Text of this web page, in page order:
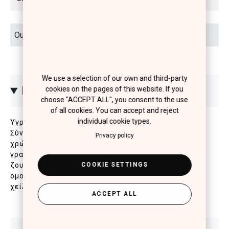
ΠΕΡΙΓΡΑΦΗ
Υγρό κραγιόν για εφέ όγκου και ματ τελείωμα.
Σύνθεση νέας γενιάς, με βελούδινη υφή, έντονο
χρώμα και μεγάλη διάρκεια, που γεμίζει τις λεπτές
γραμμές κάνοντας τα χείλη να δείχνουν πιο
ζουμερά. Το πινέλο προσφέρει εύκολη και
ομοιόμορφη εφαρμογή, για τον απόλυτο όγκο στα
χείλη.
We use a selection of our own and third-party
cookies on the pages of this website. If you
choose "ACCEPT ALL", you consent to the use
of all cookies. You can accept and reject
individual cookie types.
Privacy policy
COOKIE SETTINGS
ACCEPT ALL